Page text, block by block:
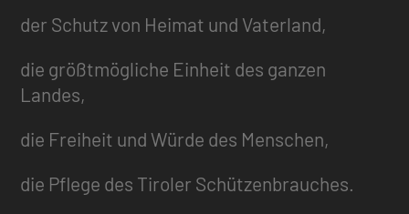
der Schutz von Heimat und Vaterland,
die größtmögliche Einheit des ganzen
Landes,
die Freiheit und Würde des Menschen,
die Pflege des Tiroler Schützenbrauches.